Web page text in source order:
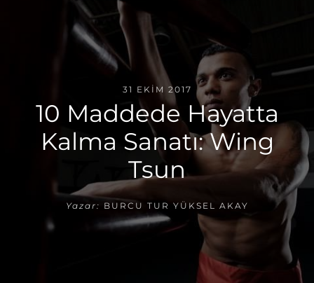
31 EKIM 2017
10 Maddede Hayatta
Kalma Sanatı: Wing
Tsun
Yazar: BURCU TUR YÜKSEL AKAY